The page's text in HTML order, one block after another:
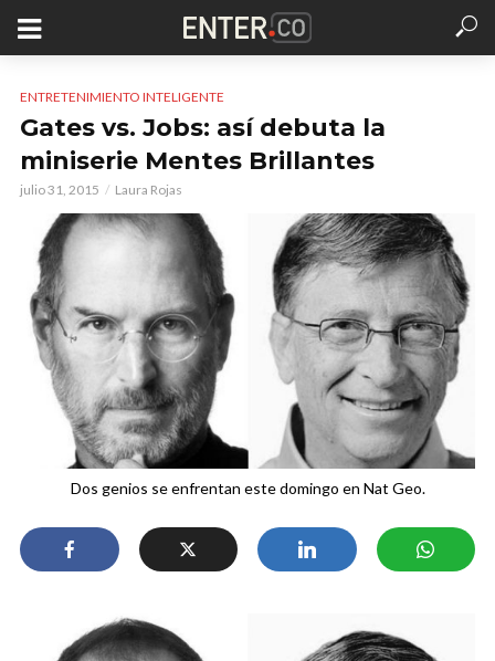
ENTRETENIMIENTO INTELIGENTE
Gates vs. Jobs: así debuta la
miniserie Mentes Brillantes
julio 31, 2015 Laura Rojas
Dos genios se enfrentan este domingo en Nat Geo.